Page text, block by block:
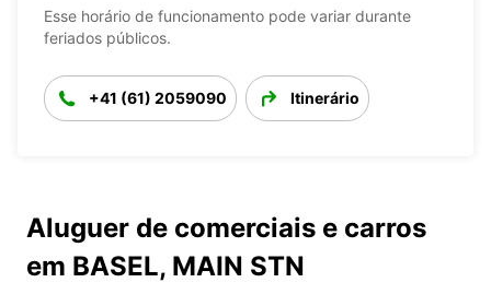
Esse horário de funcionamento pode variar durante
feriados públicos.
+41 (61) 2059090 Itinerário
Aluguer de comerciais e carros
em BASEL, MAIN STN